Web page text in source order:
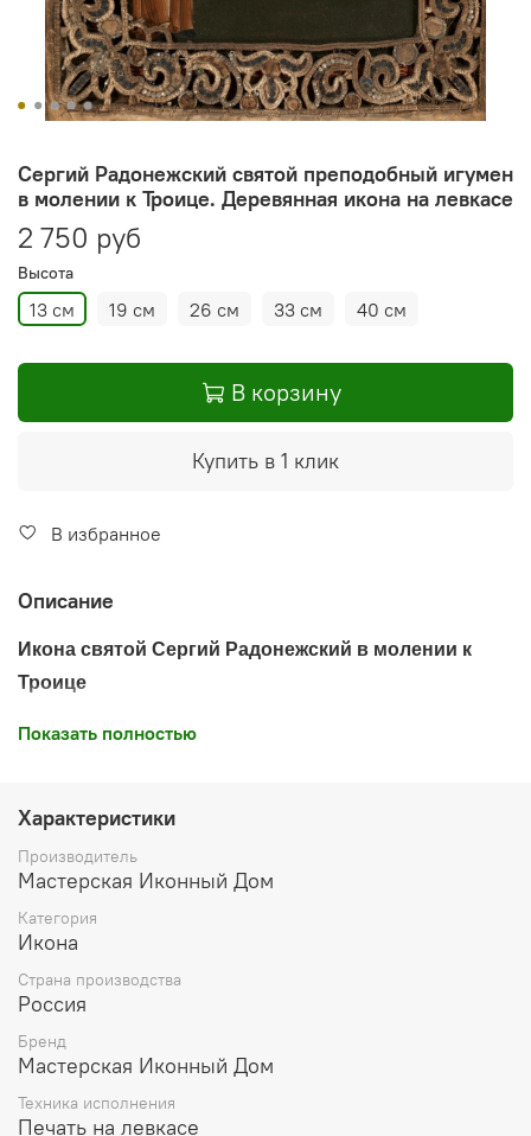
Сергий Радонежский святой преподобный игумен
в молении к Троице. Деревянная икона на левкасе
2 750 руб
Высота
13 см 19 см 26 см 33 см 40 см
В корзину
Купить в 1 клик
В избранное
Описание
Икона святой Сергий Радонежский в молении к
Троице
Дерево,левкас, печать минеральными красками,
воск
Икона освящена
Производитель: мастерская "Иконный Дом", Россия
Показать полностью
Характеристики
Производитель
Мастерская Иконный Дом
Категория
Икона
Страна производства
Россия
Бренд
Мастерская Иконный Дом
Техника исполнения
Печать на левкасе